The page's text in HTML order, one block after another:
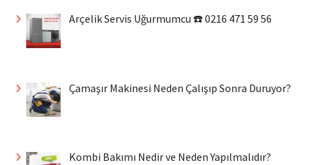
Arçelik Servis Uğurmumcu ☎️ 0216 471 59 56
Çamaşır Makinesi Neden Çalışıp Sonra Duruyor?
Kombi Bakımı Nedir ve Neden Yapılmalıdır?